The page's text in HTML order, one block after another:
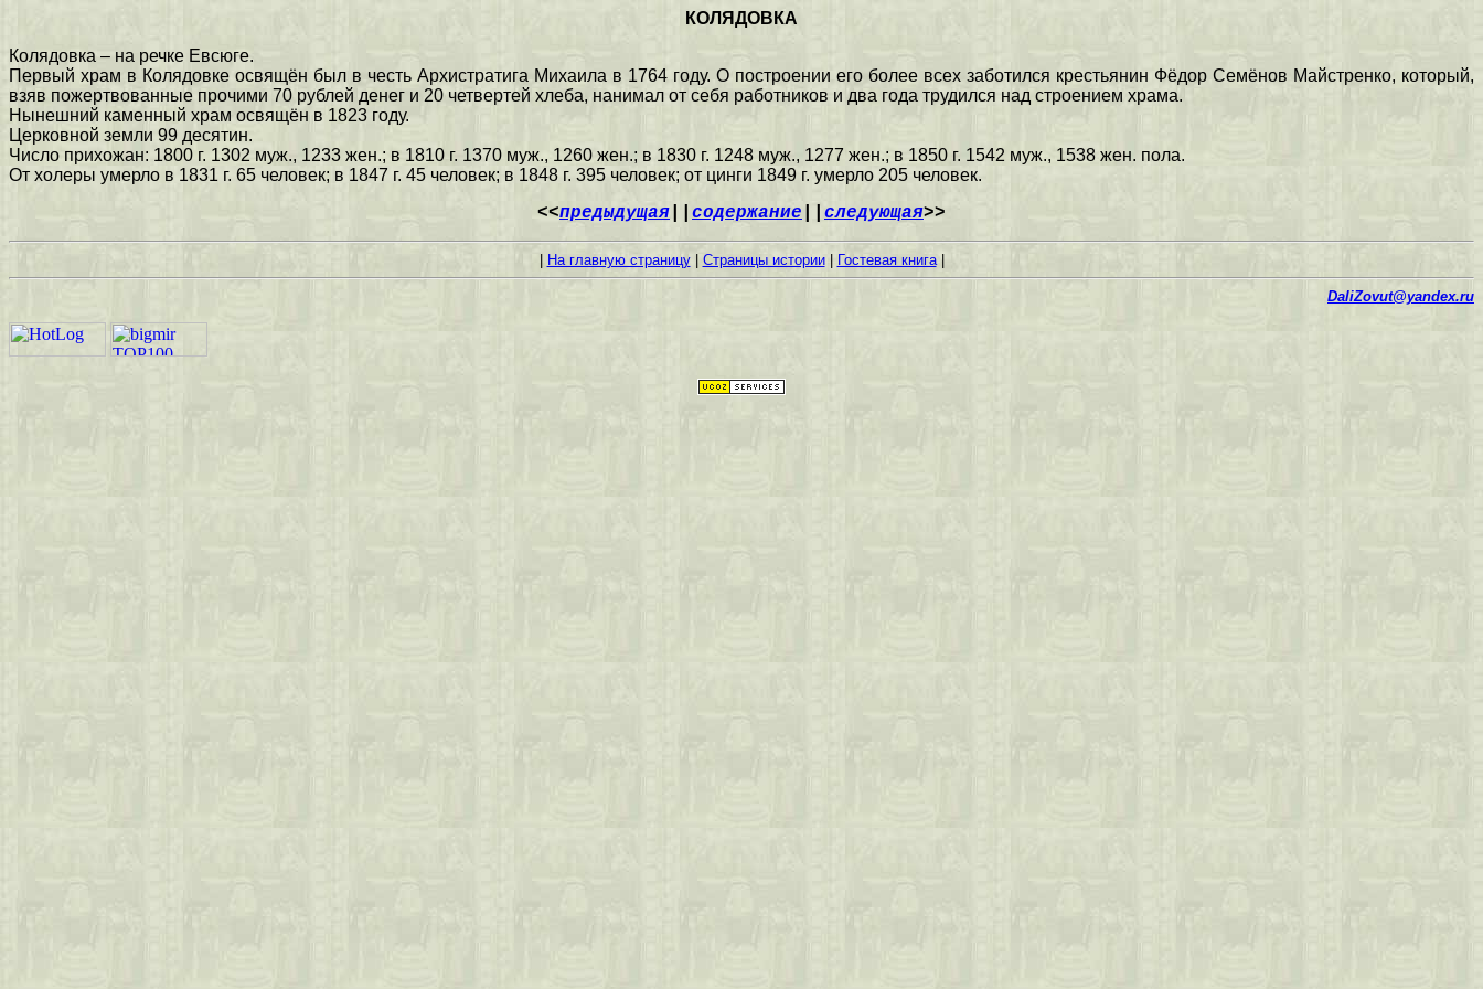
КОЛЯДОВКА
Колядовка – на речке Евсюге.
Первый храм в Колядовке освящён был в честь Архистратига Михаила в 1764 году. О построении его более всех заботился крестьянин Фёдор Семёнов Майстренко, который,
взяв пожертвованные прочими 70 рублей денег и 20 четвертей хлеба, нанимал от себя работников и два года трудился над строением храма.
Нынешний каменный храм освящён в 1823 году.
Церковной земли 99 десятин.
Число прихожан: 1800 г. 1302 муж., 1233 жен.; в 1810 г. 1370 муж., 1260 жен.; в 1830 г. 1248 муж., 1277 жен.; в 1850 г. 1542 муж., 1538 жен. пола.
От холеры умерло в 1831 г. 65 человек; в 1847 г. 45 человек; в 1848 г. 395 человек; от цинги 1849 г. умерло 205 человек.
<<предыдущая содержание следующая>>
На главную страницу| Страницы истории| Гостевая книга|
DaliZovut@yandex.ru